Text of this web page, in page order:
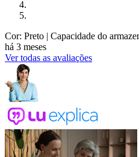
Cor: Preto | Capacidade do
há 3 meses
Ver todas as avaliações